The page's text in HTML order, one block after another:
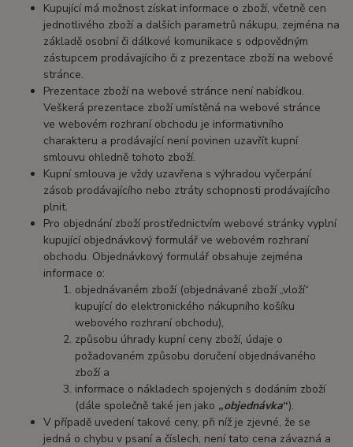
Kupující má možnost získat informace o zboží, včetně cen
jednotlivého zboží a dalších parametrů nákupu, zejména na
základě osobní či dálkové komunikace s odpovědným
zástupcem prodávajícího či z prezentace zboží na webové
stránce.
Prezentace zboží na webové stránce není nabídkou.
Veškerá prezentace zboží umístěná na webové stránce
ve webovém rozhraní obchodu je informativního
charakteru a prodávající není povinen uzavřít kupní
smlouvu ohledně tohoto zboží.
Kupní smlouva je vždy uzavřena s výhradou vyčerpání
zásob prodávajícího nebo ztráty schopnosti prodávajícího
plnit.
Pro objednání zboží prostřednictvím webové stránky vyplní
kupující objednávkový formulář ve webovém rozhraní
obchodu. Objednávkový formulář obsahuje zejména
informace o:
objednávaném zboží (objednávané zboží „vloží“
kupující do elektronického nákupního košíku
webového rozhraní obchodu),
způsobu úhrady kupní ceny zboží, údaje o
požadovaném způsobu doručení objednávaného
zboží a
informace o nákladech spojených s dodáním zboží
(dále společně také jen jako „objednávka“).
V případě uvedení takové ceny, při níž je zjevné, že se
jedná o chybu v psaní a číslech, není tato cena závazná a